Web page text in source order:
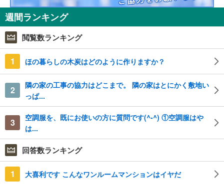
週間ランキング
閲覧数ランキング
1 ほの暮らしの木炭はどのように作りますか？
2
隣の家の工事の協力はどこまで。 隣の家はとにかく敷地い
っぱ...
3
空調服を、既にお使いの方に質問です(^-^) ①空調服はや
は...
回答数ランキング
1 大喜利です こんなワンルームマンションはイヤだ